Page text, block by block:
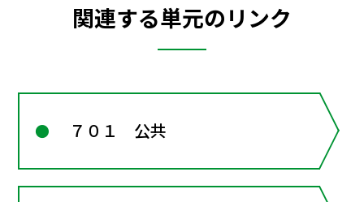
関連する単元のリンク
７０１ 公共